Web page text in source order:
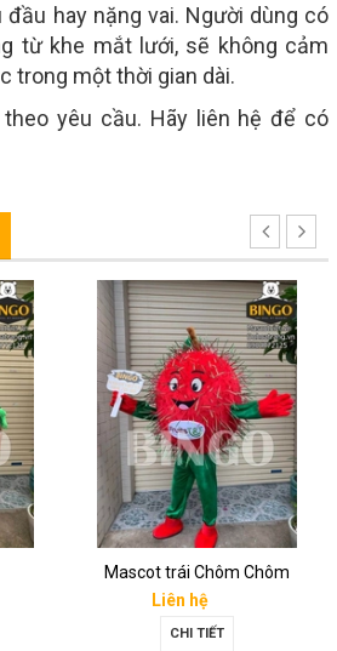
hay nặng vai. Người dùng có
từ khe mắt lưới, sẽ không cảm
trong một thời gian dài.
yêu cầu. Hãy liên hệ để có
Mascot trái Chôm Chôm
Liên hệ
CHI TIẾT